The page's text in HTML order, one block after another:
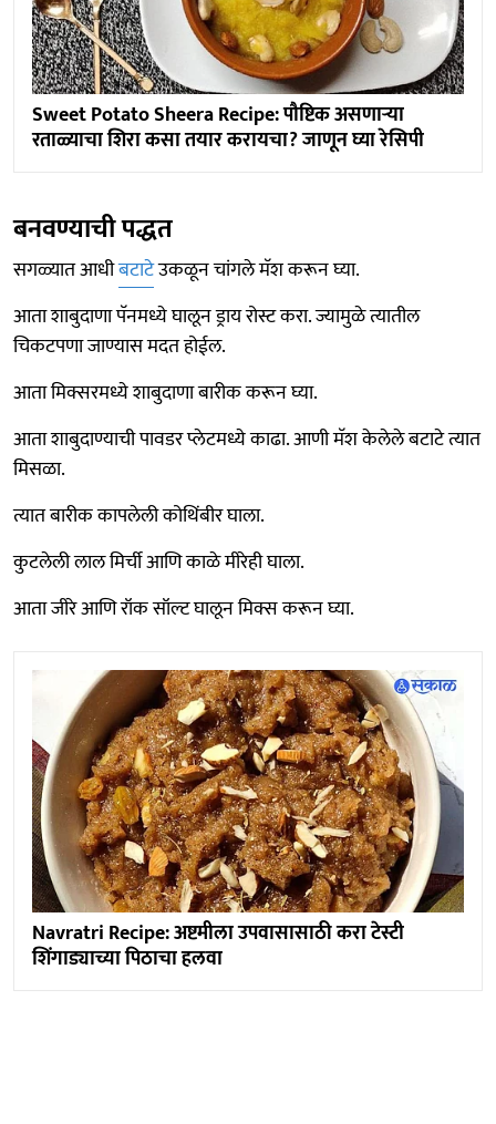
Sweet Potato Sheera Recipe: पौष्टिक असणाऱ्या
रताळ्याचा शिरा कसा तयार करायचा? जाणून घ्या रेसिपी
बनवण्याची पद्धत
सगळ्यात आधीबटाटेउकळून चांगले मॅश करून घ्या.
आता शाबुदाणा पॅनमध्ये घालून ड्राय रोस्ट करा. ज्यामुळे त्यातील
चिकटपणा जाण्यास मदत होईल.
आता मिक्सरमध्ये शाबुदाणा बारीक करून घ्या.
आता शाबुदाण्याची पावडर प्लेटमध्ये काढा. आणी मॅश केलेले बटाटे त्यात
मिसळा.
त्यात बारीक कापलेली कोथिंबीर घाला.
कुटलेली लाल मिर्ची आणि काळे मीरेही घाला.
आता जीरे आणि रॉक सॉल्ट घालून मिक्स करून घ्या.
Navratri Recipe: अष्टमीला उपवासासाठी करा टेस्टी
शिंगाड्याच्या पिठाचा हलवा